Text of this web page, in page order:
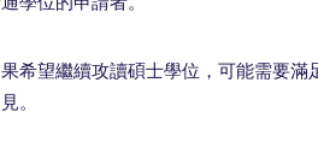
希望繼續攻讀碩士學位，可能需要
。